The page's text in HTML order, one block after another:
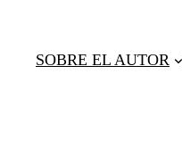
contenido
SOBRE EL AUTOR